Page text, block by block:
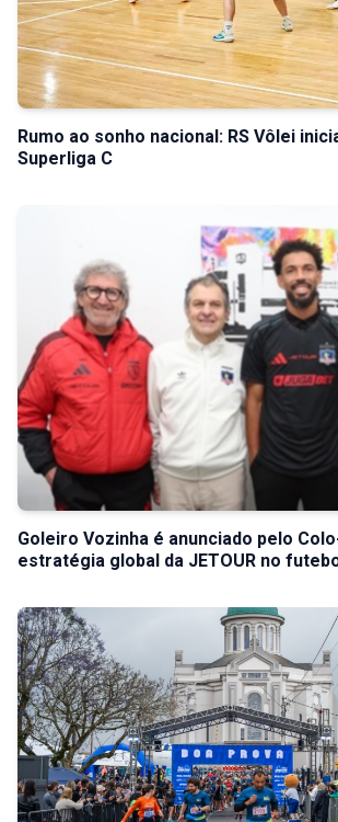
Rumo ao sonho nacional: RS Vôlei
Superliga C
Goleiro Vozinha é anunciado pelo
estratégia global da JETOUR no